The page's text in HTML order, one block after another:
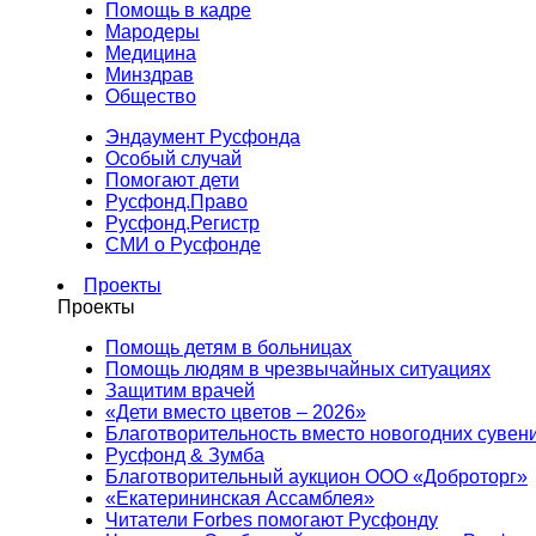
Помощь в кадре
Мародеры
Медицина
Минздрав
Общество
Эндаумент Русфонда
Особый случай
Помогают дети
Русфонд.Право
Русфонд.Регистр
СМИ о Русфонде
Проекты
Проекты
Помощь детям в больницах
Помощь людям в чрезвычайных ситуациях
Защитим врачей
«Дети вместо цветов – 2026»
Благотворительность вместо новогодних
Русфонд & Зумба
Благотворительный аукцион ООО «Доброторг»
«Екатерининская Ассамблея»
Читатели Forbes помогают Русфонду